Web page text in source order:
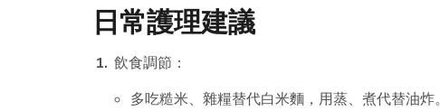
日常護理建議
飲食調節：
多吃糙米、雜糧替代白米麵，用蒸、煮代替油炸。